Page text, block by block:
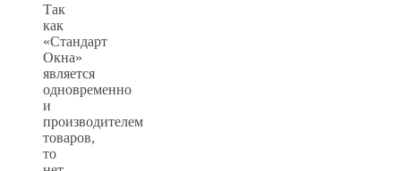
Так
как
«Стандарт
Окна»
является
одновременно
и
производителем
товаров,
то